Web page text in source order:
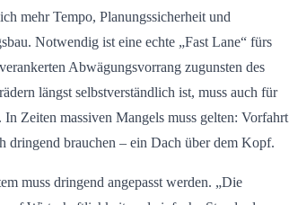
mehr Tempo, Planungssicherheit und
Notwendig ist eine echte „Fast Lane“ fürs
Abwägungsvorrang zugunsten des
längst selbstverständlich ist, muss auch für
Zeiten massiven Mangels muss gelten: Vorfahrt
dringend brauchen – ein Dach über dem Kopf.
muss dringend angepasst werden. „Die